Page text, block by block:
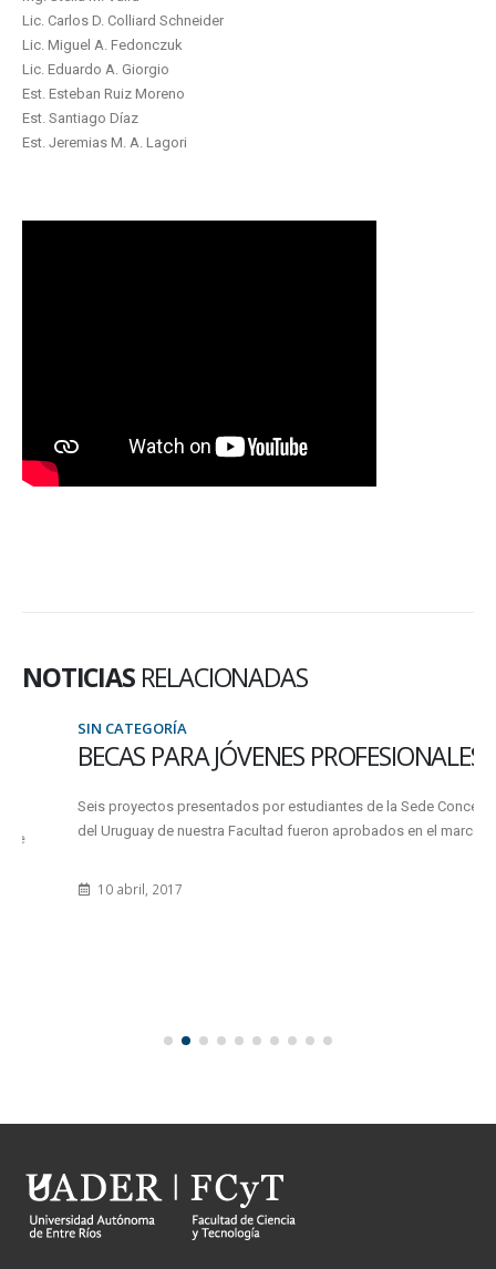
Lic. Carlos D. Colliard Schneider
Lic. Miguel A. Fedonczuk
Lic. Eduardo A. Giorgio
Est. Esteban Ruiz Moreno
Est. Santiago Díaz
Est. Jeremias M. A. Lagori
NOTICIAS RELACIONADAS
SIN CATEGORÍA
BECAS PARA JÓVENES PROFESIONALES TIC
Seis proyectos presentados por estudiantes de la Sede Concepción
del Uruguay de nuestra Facultad fueron aprobados en el marco de...
10 abril, 2017